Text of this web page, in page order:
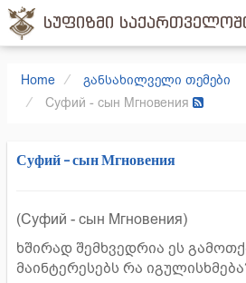
სუფიზმი
Home
განსახილველი თემები
Суфий - сын Мгновения
Суфий - сын Мгновения
(Суфий - сын Мгновения)
ხშირად შემხვედრია ეს
მაინტერესებს რა